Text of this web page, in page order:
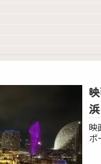
映
ポ